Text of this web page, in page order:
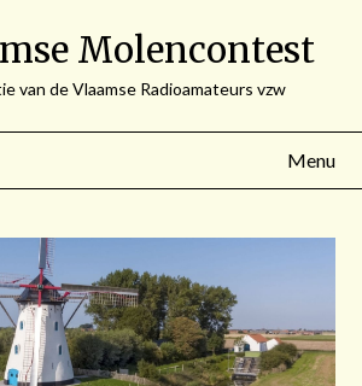
Molencontest
van de Vlaamse Radioamateurs vzw
Menu